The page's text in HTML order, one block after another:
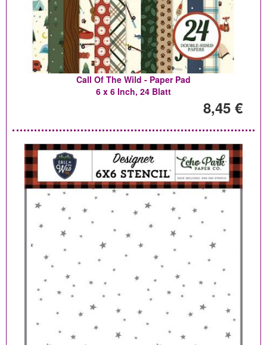
Call Of The Wild - Paper Pad
6 x 6 Inch, 24 Blatt
8,45 €